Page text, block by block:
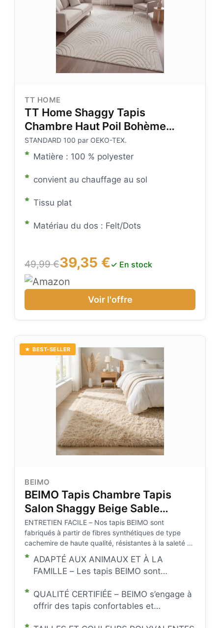
TT HOME
TT Home Shaggy Tapis
Chambre Haut Poil Bohème
Scandi Abstrait Unis Lavable
Geometrique, Couleur:Beige
Dimension:160x220 cm
STANDARD 100 par OEKO-TEX.
Matière : 100 % polyester
convient au chauffage au sol
Tissu plat
Matériau du dos : Felt/Dots
49,99 €39,35 €✓ En stock
Voir l'offre
★ BEST-SELLER
BEIMO
BEIMO Tapis Chambre Tapis
Salon Shaggy Beige Sable
160x230cm
ENTRETIEN FACILE – Nos tapis BEIMO sont
fabriqués à partir de fibres synthétiques de type
cachemire de haute qualité, résistantes à la saleté et
aux taches. Idéal pour les foyers occupés. Pour
l’entretien quotidien, passez simplement l’aspirateur
ou nettoyez avec un chiffon humide. Votre tapis
ADAPTÉ AUX ANIMAUX ET À LA
FAMILLE – Les tapis BEIMO sont
qualité, avec un toucher épais et ultra-
doux, offrant un grand confort à votre
QUALITÉ CERTIFIÉE – BEIMO s’engage à
offrir des tapis confortables et